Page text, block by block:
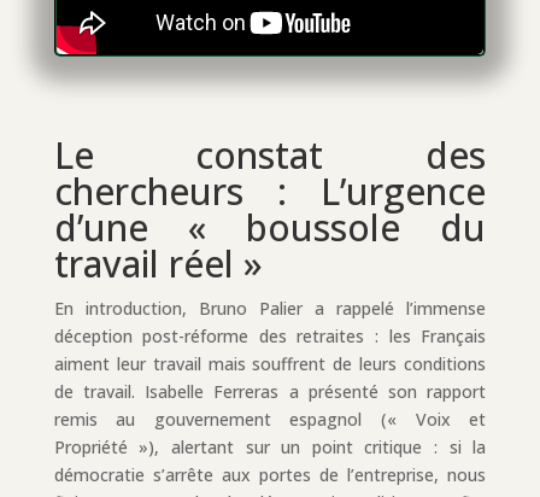
Le constat des
chercheurs : L’urgence
d’une « boussole du
travail réel »
En introduction, Bruno Palier a rappelé l’immense
déception post-réforme des retraites : les Français
aiment leur travail mais souffrent de leurs conditions
de travail. Isabelle Ferreras a présenté son rapport
remis au gouvernement espagnol (« Voix et
Propriété »), alertant sur un point critique : si la
démocratie s’arrête aux portes de l’entreprise, nous